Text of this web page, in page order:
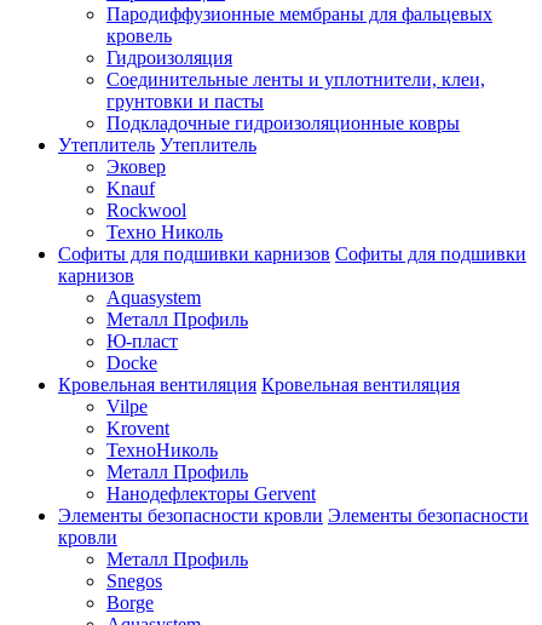
Пародиффузионные мембраны для фальцевых
кровель
Гидроизоляция
Соединительные ленты и уплотнители, клеи,
грунтовки и пасты
Подкладочные гидроизоляционные ковры
Утеплитель Утеплитель
Эковер
Knauf
Rockwool
Техно Николь
Софиты для подшивки карнизов Софиты для подшивки
карнизов
Aquasystem
Металл Профиль
Ю-пласт
Docke
Кровельная вентиляция Кровельная вентиляция
Vilpe
Krovent
ТехноНиколь
Металл Профиль
Нанодефлекторы Gervent
Элементы безопасности кровли Элементы безопасности
кровли
Металл Профиль
Snegos
Borge